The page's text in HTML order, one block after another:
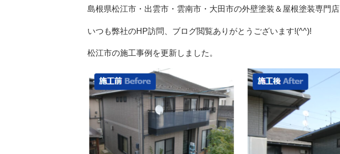
島根県松江市・出雲市・雲南市・大田市の外壁塗装＆屋根塗装専門店
いつも弊社のHP訪問、ブログ閲覧ありがとうございます!(^^)!
松江市の施工事例を更新しました。